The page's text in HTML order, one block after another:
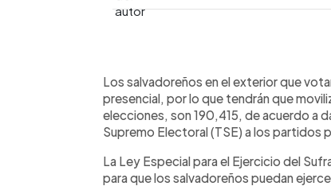
► Escuchar artículo
Los salvadoreños en el exterior que
presencial, por lo que tendrán que
elecciones, son 190,415, de acuerdo a
Supremo Electoral (TSE) a los partidos
La Ley Especial para el Ejercicio del
para que los salvadoreños puedan